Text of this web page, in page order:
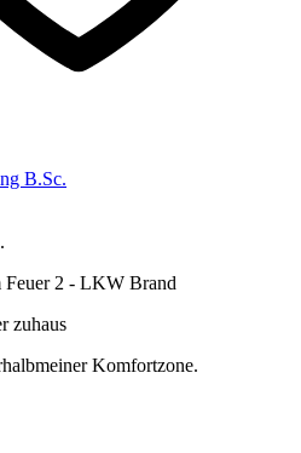
2 - LKW Brand
zuhaus
Komfortzone.